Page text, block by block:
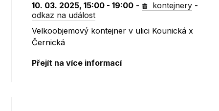
10. 03. 2025, 15:00 - 19:00 - kontejnery -
odkaz na událost
Velkoobjemový kontejner v ulici Kounická x
Černická
Přejít na více informací